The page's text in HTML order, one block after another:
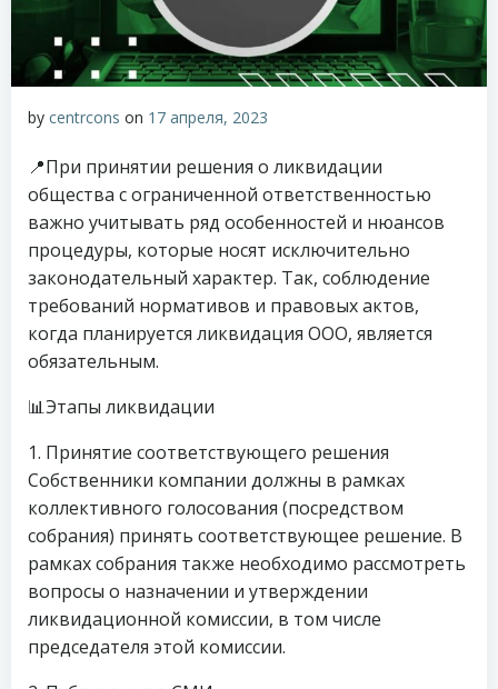
by centrcons on 17 апреля, 2023
📍При принятии решения о ликвидации
общества с ограниченной ответственностью
важно учитывать ряд особенностей и нюансов
процедуры, которые носят исключительно
законодательный характер. Так, соблюдение
требований нормативов и правовых актов,
когда планируется ликвидация ООО, является
обязательным.
📊Этапы ликвидации
1. Принятие соответствующего решения
Собственники компании должны в рамках
коллективного голосования (посредством
собрания) принять соответствующее решение. В
рамках собрания также необходимо рассмотреть
вопросы о назначении и утверждении
ликвидационной комиссии, в том числе
председателя этой комиссии.